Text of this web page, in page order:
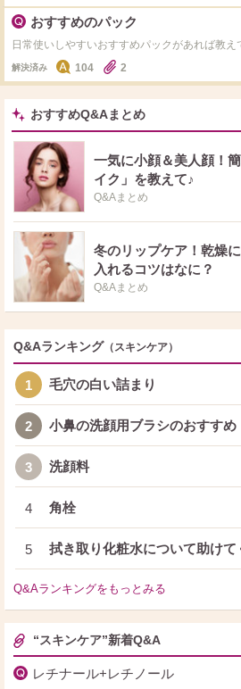
おすすめのパック
日常使いしやすいおすすめパックがあれば教え
解決済み 104 2
おすすめQ&Aまとめ
一気に小顔＆美人顔！
イク」を教えて♪
Q&Aまとめ
冬のリップケア！乾燥
入れるコツはなに？
Q&Aまとめ
Q&Aランキング （スキンケア）
1 毛穴の白い詰まり
2 小鼻の洗顔用ブラシのおすすめ
3 洗顔料
4 角栓
5 拭き取り化粧水について助けて
Q&Aランキングをもっとみる
“スキンケア”新着Q&A
レチナール+レチノール